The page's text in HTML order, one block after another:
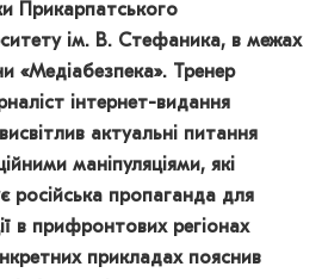
Прикарпатського
ім. В. Стефаника, в межах
«Медіабезпека». Тренер
інтернет-видання
актуальні питання
маніпуляціями, які
російська пропаганда для
в прифронтових регіонах
прикладах пояснив